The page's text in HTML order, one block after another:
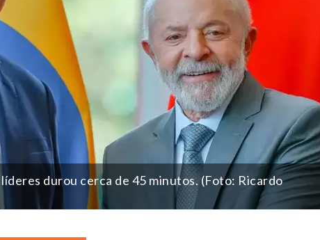
durou cerca de 45 minutos. (Foto: Ricardo